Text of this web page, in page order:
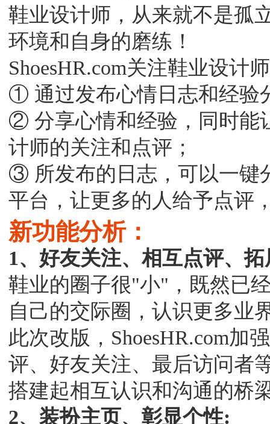
鞋业设计师，从来就不是孤
环境和自身的磨练！
ShoesHR.com关注鞋业设计
① 通过发布心情日志和经验
② 分享心情和经验，同时能
计师的关注和点评；
③ 所发布的日志，可以一键
平台，让更多的人给予点评
新功能分析：
1、好友关注、相互点评、
鞋业的圈子很"小"，既然已
自己的交际圈，认识更多业
此次改版，ShoesHR.com加
评、好友关注、最后访问者
搭建起相互认识和沟通的桥
2、装扮主页、彰显个性: